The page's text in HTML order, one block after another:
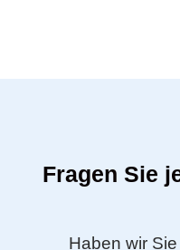
Fragen Sie
Haben wir